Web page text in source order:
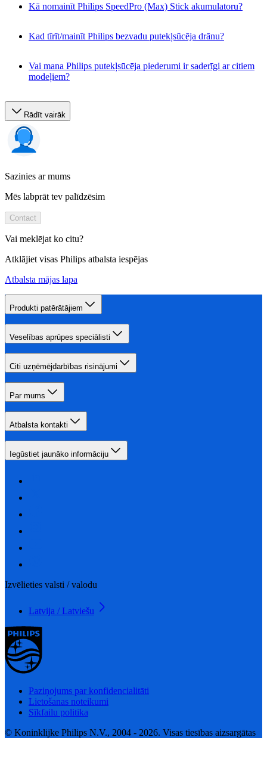
Kā nomainīt Philips SpeedPro (Max) Stick akumulatoru?
Kad tīrīt/mainīt Philips bezvadu putekļsūcēja drānu?
Vai mana Philips putekļsūcēja piederumi ir saderīgi ar citiem
modeļiem?
Rādīt vairāk
Sazinies ar mums
Mēs labprāt tev palīdzēsim
Contact
Vai meklējat ko citu?
Atklājiet visas Philips atbalsta iespējas
Atbalsta mājas lapa
Produkti patērātājiem
Veselības aprūpes speciālisti
Citi uzņēmējdarbības risinājumi
Par mums
Atbalsta kontakti
Iegūstiet jaunāko informāciju
Izvēlieties valsti / valodu
Latvija / Latviešu
Paziņojums par konfidencialitāti
Lietošanas noteikumi
Sīkfailu politika
© Koninklijke Philips N.V., 2004 - 2026. Visas tiesības aizsargātas